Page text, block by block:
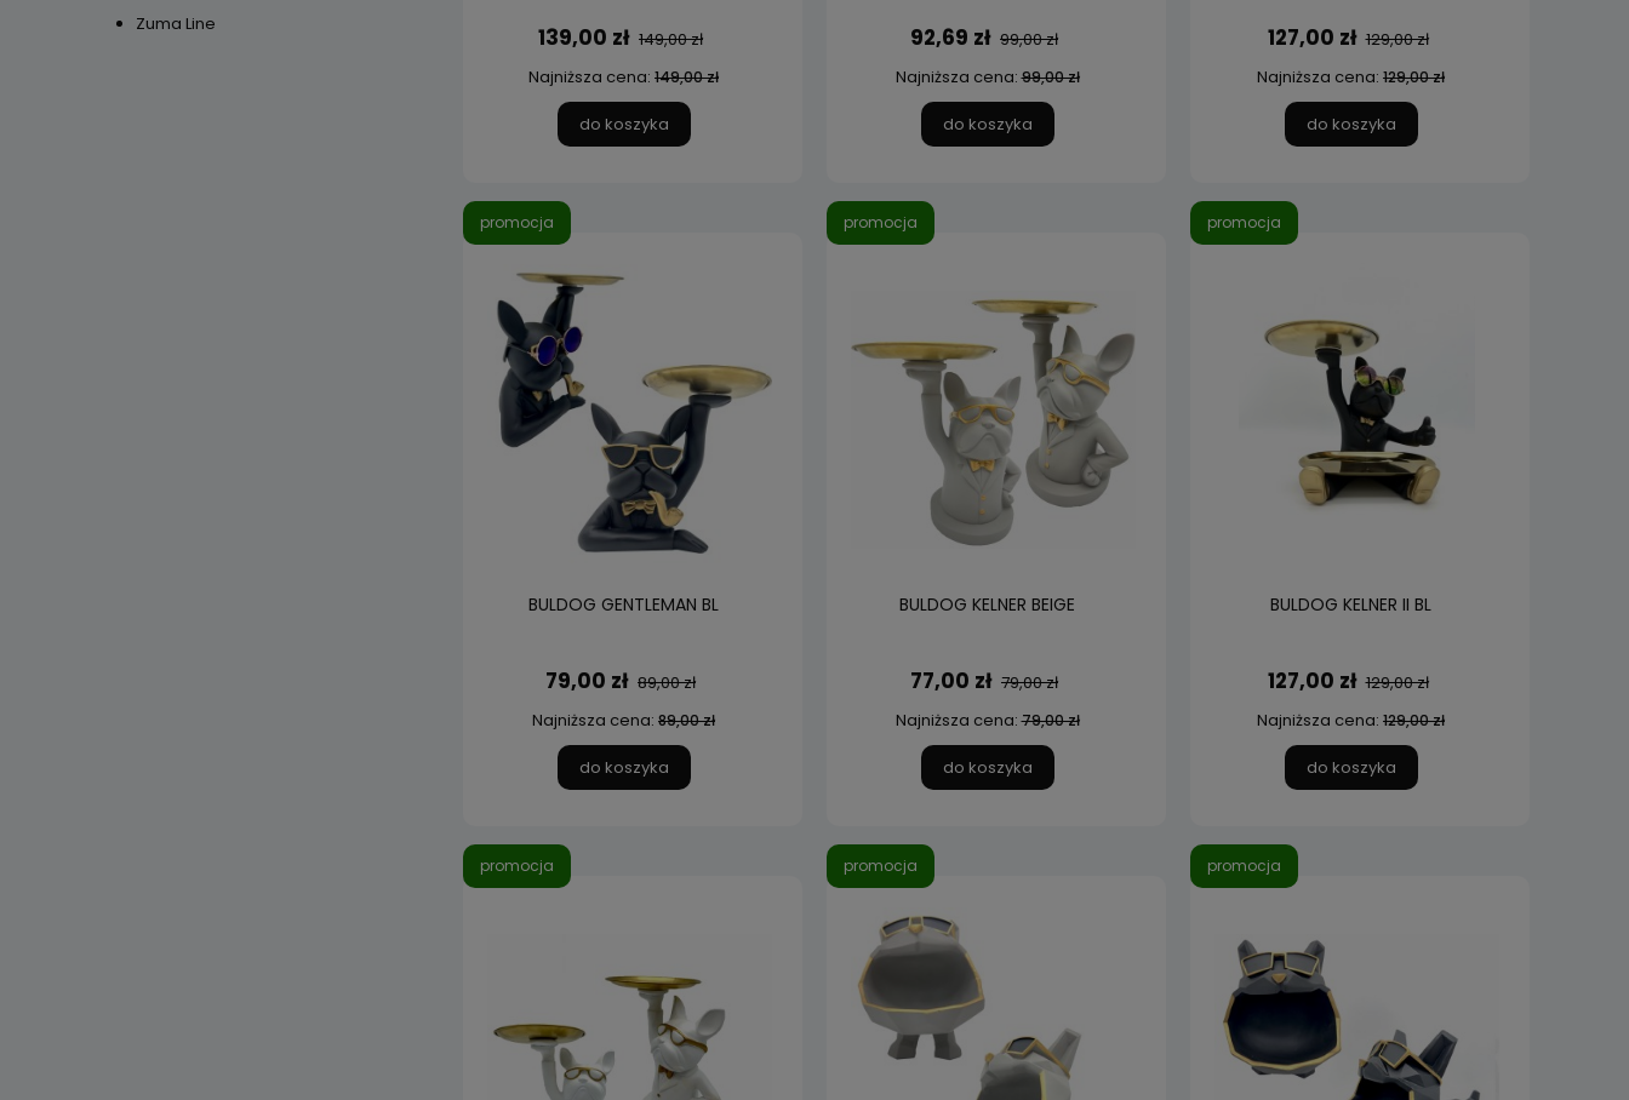
Zuma Line
139,00 zł 149,00 zł
Najniższa cena: 149,00 zł
do koszyka
92,69 zł 99,00 zł
Najniższa cena:99,00 zł
do koszyka
127,00 zł 129,00 zł
Najniższa cena: 129,00 zł
do koszyka
BULDOG GENTLEMAN BL
79,00 zł 89,00 zł
Najniższa cena: 89,00 zł
do koszyka
promocja
BULDOG KELNER BEIGE
77,00 zł 79,00 zł
Najniższa cena:79,00 zł
do koszyka
promocja
BULDOG KELNER II BL
127,00 zł 129,00 zł
Najniższa cena: 129,00 zł
do koszyka
promocja
promocja promocja promocja